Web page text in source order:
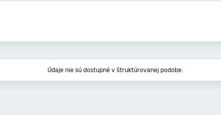
Údaje nie sú dostupné v štruktúrovanej podobe.